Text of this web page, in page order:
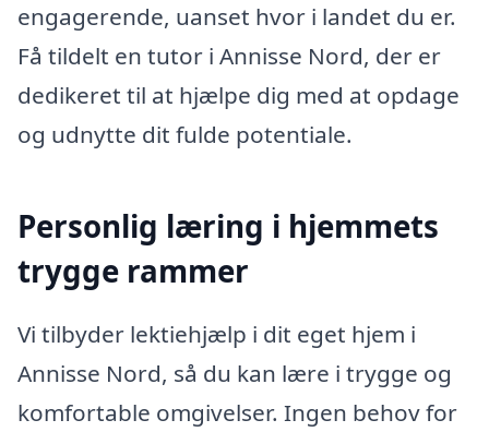
engagerende, uanset hvor i landet du er.
Få tildelt en tutor i Annisse Nord, der er
dedikeret til at hjælpe dig med at opdage
og udnytte dit fulde potentiale.
Personlig læring i hjemmets
trygge rammer
Vi tilbyder lektiehjælp i dit eget hjem i
Annisse Nord, så du kan lære i trygge og
komfortable omgivelser. Ingen behov for